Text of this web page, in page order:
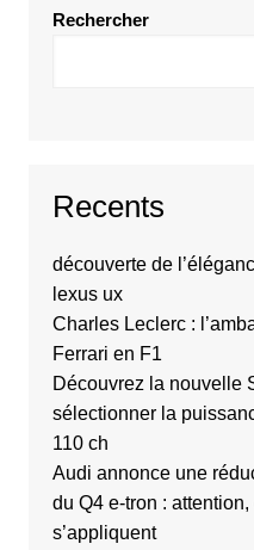
Rechercher
Recents
découverte de
lexus ux
Charles Leclerc :
Ferrari en F1
Découvrez la nouvelle
sélectionner la
110 ch
Audi annonce une
du Q4 e-tron :
s’appliquent